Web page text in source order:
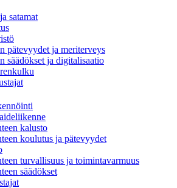
satamat
pätevyydet ja meriterveys
säädökset ja digitalisaatio
kalusto
koulutus ja pätevyydet
turvallisuus ja toimintavarmuus
säädökset